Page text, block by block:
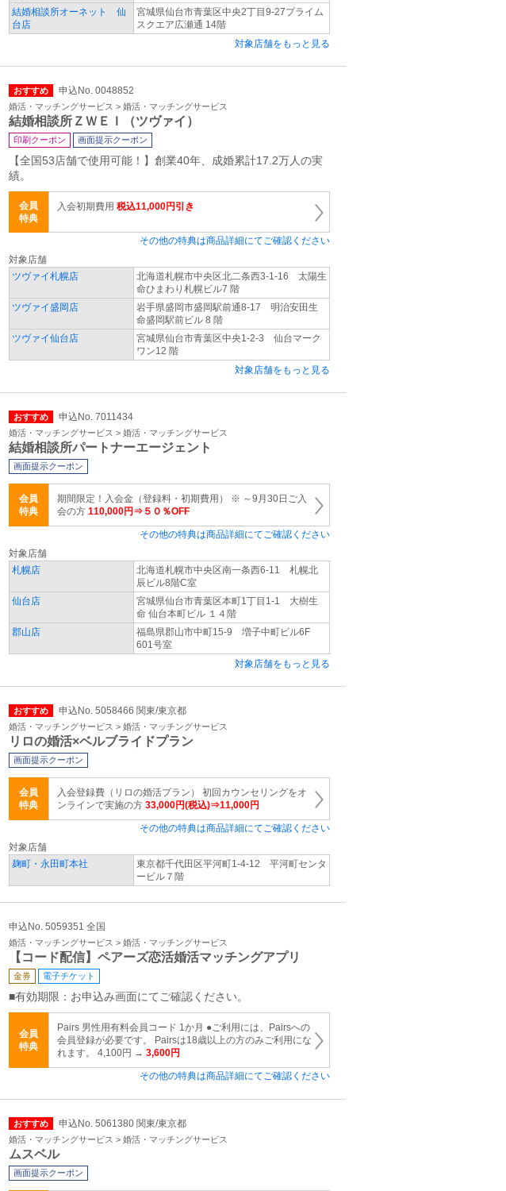
結婚相談所オーネット 仙
台店
宮城県仙台市青葉区中央2丁目9-27プライム
スクエア広瀬通 14階
対象店舗をもっと見る
おすすめ 申込No. 0048852
婚活・マッチングサービス > 婚活・マッチングサービス
結婚相談所ＺＷＥＩ（ツヴァイ）
印刷クーポン 画面提示クーポン
【全国53店舗で使用可能！】創業40年、成婚累計17.2万人の実
績。
会員
特典
入会初期費用 税込11,000円引き
その他の特典は商品詳細にてご確認ください
対象店舗
ツヴァイ札幌店
北海道札幌市中央区北二条西3-1-16 太陽生
命ひまわり札幌ビル7 階
ツヴァイ盛岡店
岩手県盛岡市盛岡駅前通8-17 明治安田生
命盛岡駅前ビル 8 階
ツヴァイ仙台店
宮城県仙台市青葉区中央1-2-3 仙台マーク
ワン12 階
対象店舗をもっと見る
おすすめ 申込No. 7011434
婚活・マッチングサービス > 婚活・マッチングサービス
結婚相談所パートナーエージェント
画面提示クーポン
会員
特典
期間限定！入会金（登録料・初期費用） ※ ～9月30日ご入
会の方 110,000円⇒５０％OFF
その他の特典は商品詳細にてご確認ください
対象店舗
札幌店
北海道札幌市中央区南一条西6-11 札幌北
辰ビル8階C室
仙台店
宮城県仙台市青葉区本町1丁目1-1 大樹生
命 仙台本町ビル １４階
郡山店
福島県郡山市中町15-9 増子中町ビル6F
601号室
対象店舗をもっと見る
おすすめ 申込No. 5058466 関東/東京都
婚活・マッチングサービス > 婚活・マッチングサービス
リロの婚活×ベルブライドプラン
画面提示クーポン
会員
特典
入会登録費（リロの婚活プラン） 初回カウンセリングをオ
ンラインで実施の方 33,000円(税込)⇒11,000円
その他の特典は商品詳細にてご確認ください
対象店舗
麹町・永田町本社
東京都千代田区平河町1-4-12 平河町センタ
ービル７階
申込No. 5059351 全国
婚活・マッチングサービス > 婚活・マッチングサービス
【コード配信】ペアーズ恋活婚活マッチングアプリ
金券 電子チケット
■有効期限：お申込み画面にてご確認ください。
会員
特典
Pairs 男性用有料会員コード 1か月 ●ご利用には、Pairsへの
会員登録が必要です。 Pairsは18歳以上の方のみご利用にな
れます。 4,100円 → 3,600円
その他の特典は商品詳細にてご確認ください
おすすめ 申込No. 5061380 関東/東京都
婚活・マッチングサービス > 婚活・マッチングサービス
ムスベル
画面提示クーポン